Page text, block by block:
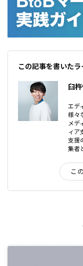
この記事を書いたラ
臼
エデ
様々
メデ
ィア
支援
集者
こ